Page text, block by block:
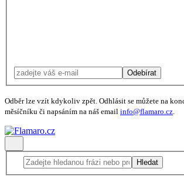
Odebírat
Odběr lze vzít kdykoliv zpět. Odhlásit se můžete na
měsíčníku či napsáním na náš email info@flamaro.cz.
Hledat